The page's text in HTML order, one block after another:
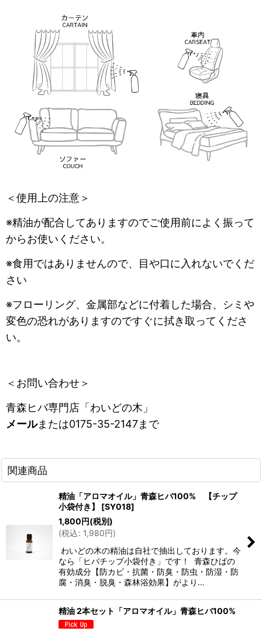
＜使用上の注意＞
※精油が配合してありますのでご使用前によく振って
からお使いください。
※食用ではありませんので、目や口に入れないでくだ
さい
※フローリング、金属部などに付着した場合、シミや
変色の恐れがありますのですぐに拭き取ってくださ
い。
＜お問い合わせ＞
青森ヒバ専門店「わいどの木」
メールまたは0175-35-2147まで
関連商品
精油「アロマオイル」青森ヒバ100% 【チップ
小袋付き】
[SY018]
1,800円(税別)
(税込: 1,980円)
わいどの木の精油は自社で抽出しております。今
なら「ヒバチップ小袋付き」です！ 青森ひばの
有効成分【防カビ・抗菌・防臭・防虫・防湿・防
腐・消臭・脱臭・森林浴効果】がより…
精油 2本セット「アロマオイル」青森ヒバ100%